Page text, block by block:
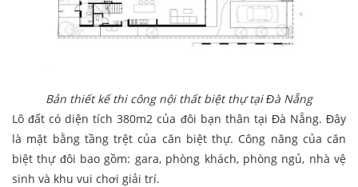
Bản thiết kế thi công nội thất biệt thự tại Đà Nẵng
Lô đất có diện tích 380m2 của đôi bạn thân tại Đà Nẵng. Đây
là mặt bằng tầng trệt của căn biệt thự. Công năng của căn
biệt thự đôi bao gồm: gara, phòng khách, phòng ngủ, nhà vệ
sinh và khu vui chơi giải trí.